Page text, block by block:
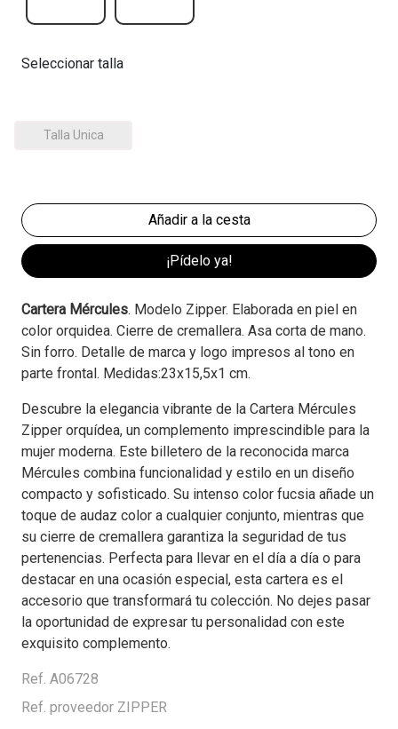
Seleccionar talla
Talla Unica
¡Pídelo ya!
Cartera Mércules. Modelo Zipper. Elaborada en piel en
color orquidea. Cierre de cremallera. Asa corta de mano.
Sin forro. Detalle de marca y logo impresos al tono en
parte frontal. Medidas:23x15,5x1 cm.
Descubre la elegancia vibrante de la Cartera Mércules
Zipper orquídea, un complemento imprescindible para la
mujer moderna. Este billetero de la reconocida marca
Mércules combina funcionalidad y estilo en un diseño
compacto y sofisticado. Su intenso color fucsia añade un
toque de audaz color a cualquier conjunto, mientras que
su cierre de cremallera garantiza la seguridad de tus
pertenencias. Perfecta para llevar en el día a día o para
destacar en una ocasión especial, esta cartera es el
accesorio que transformará tu colección. No dejes pasar
la oportunidad de expresar tu personalidad con este
exquisito complemento.
Ref. A06728
Ref. proveedor ZIPPER